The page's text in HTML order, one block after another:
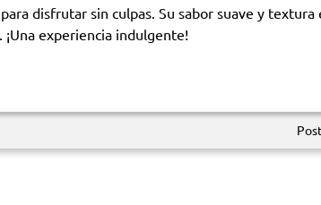
disfrutar sin culpas. Su sabor suave y
experiencia indulgente!